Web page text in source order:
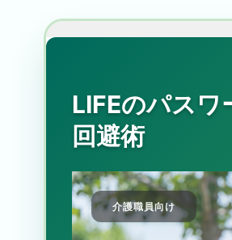
LIFEのパス
回避術
介護職員向け